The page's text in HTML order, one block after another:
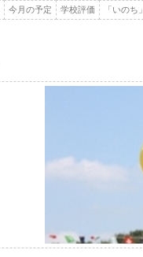
今月の予定 学校評価 「いのち